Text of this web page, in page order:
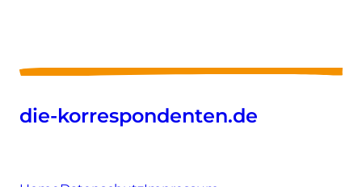
die-korrespondenten.de